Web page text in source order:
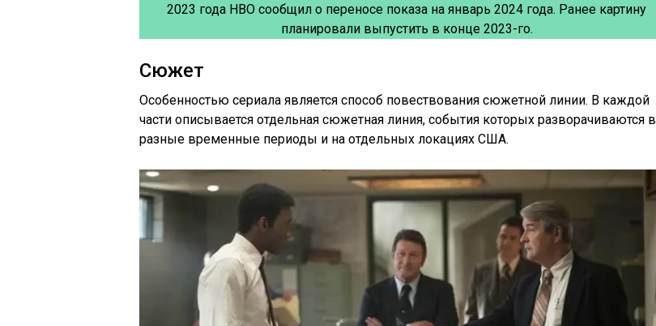
2023 года HBO сообщил о переносе показа на январь 2024 года. Ранее картину
планировали выпустить в конце 2023-го.
Сюжет
Особенностью сериала является способ повествования сюжетной линии. В каждой
части описывается отдельная сюжетная линия, события которых разворачиваются в
разные временные периоды и на отдельных локациях США.